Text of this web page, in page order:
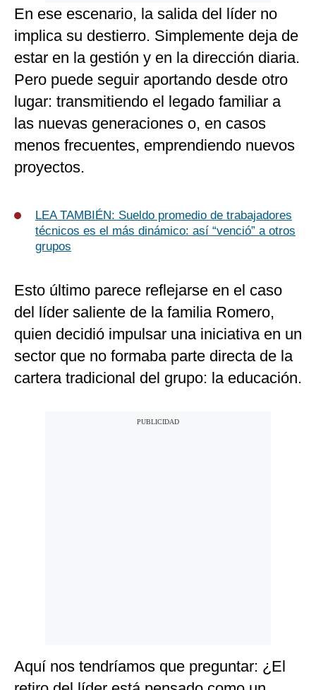
En ese escenario, la salida del líder no
implica su destierro. Simplemente deja de
estar en la gestión y en la dirección diaria.
Pero puede seguir aportando desde otro
lugar: transmitiendo el legado familiar a
las nuevas generaciones o, en casos
menos frecuentes, emprendiendo nuevos
proyectos.
LEA TAMBIÉN: Sueldo promedio de trabajadores
técnicos es el más dinámico: así “venció” a otros
grupos
Esto último parece reflejarse en el caso
del líder saliente de la familia Romero,
quien decidió impulsar una iniciativa en un
sector que no formaba parte directa de la
cartera tradicional del grupo: la educación.
Aquí nos tendríamos que preguntar: ¿El